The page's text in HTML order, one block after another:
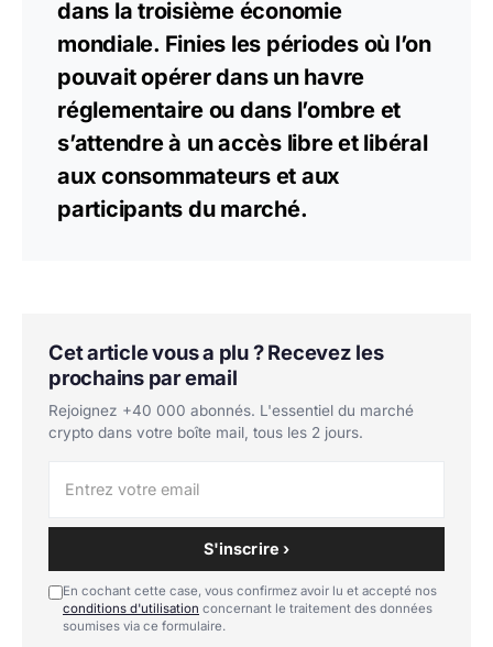
dans la troisième économie
mondiale. Finies les périodes où l’on
pouvait opérer dans un havre
réglementaire ou dans l’ombre et
s’attendre à un accès libre et libéral
aux consommateurs et aux
participants du marché.
Cet article vous a plu ? Recevez les
prochains par email
Rejoignez +40 000 abonnés. L'essentiel du marché
crypto dans votre boîte mail, tous les 2 jours.
S'inscrire ›
En cochant cette case, vous confirmez avoir lu et accepté nos
conditions d'utilisation concernant le traitement des données
soumises via ce formulaire.